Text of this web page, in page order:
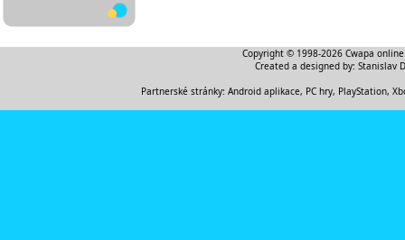
Copyright © 1998-2026 Cwapa
Created a designed by: Stanislav
Partnerské stránky: Android aplikace, PC hry, PlayStation,